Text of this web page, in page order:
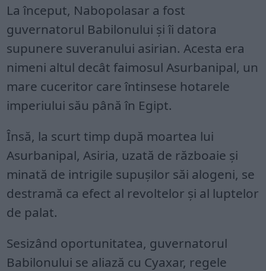
La început, Nabopolasar a fost
guvernatorul Babilonului și îi datora
supunere suveranului asirian. Acesta era
nimeni altul decât faimosul Asurbanipal, un
mare cuceritor care întinsese hotarele
imperiului său până în Egipt.
Însă, la scurt timp după moartea lui
Asurbanipal, Asiria, uzată de războaie și
minată de intrigile supușilor săi alogeni, se
destramă ca efect al revoltelor și al luptelor
de palat.
Sesizând oportunitatea, guvernatorul
Babilonului se aliază cu Cyaxar, regele